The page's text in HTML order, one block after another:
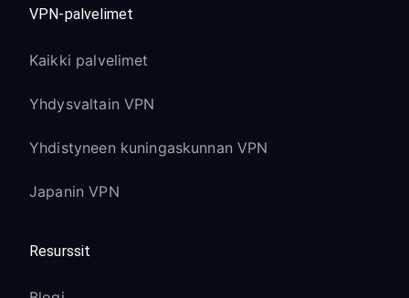
VPN-palvelimet
Kaikki palvelimet
Yhdysvaltain VPN
Yhdistyneen kuningaskunnan VPN
Japanin VPN
Resurssit